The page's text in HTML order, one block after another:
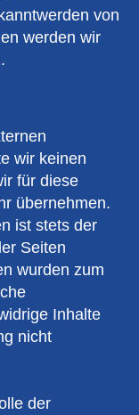
von
werden wir
wir keinen
für diese
übernehmen.
ist stets der
Seiten
wurden zum
Inhalte
nicht
der